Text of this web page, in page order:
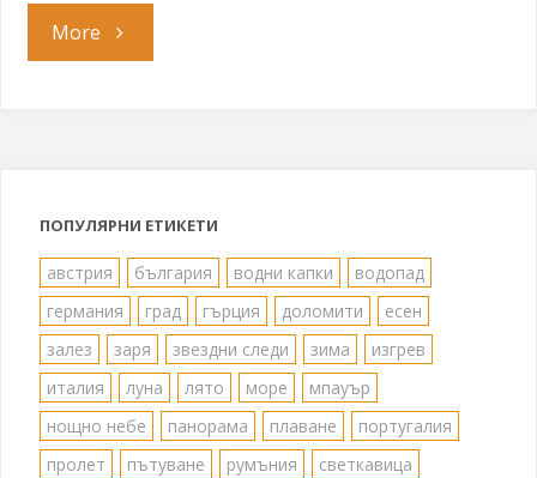
More"Неуспех
ПОПУЛЯРНИ ЕТИКЕТИ
австрия българия водни капки
водопад
германия
град гърция доломити
есен
залез
заря звездни следи зима
изгрев
италия
луна лято море
мпауър
нощно небе
панорама плаване
португалия
пролет
пътуване румъния
светкавица